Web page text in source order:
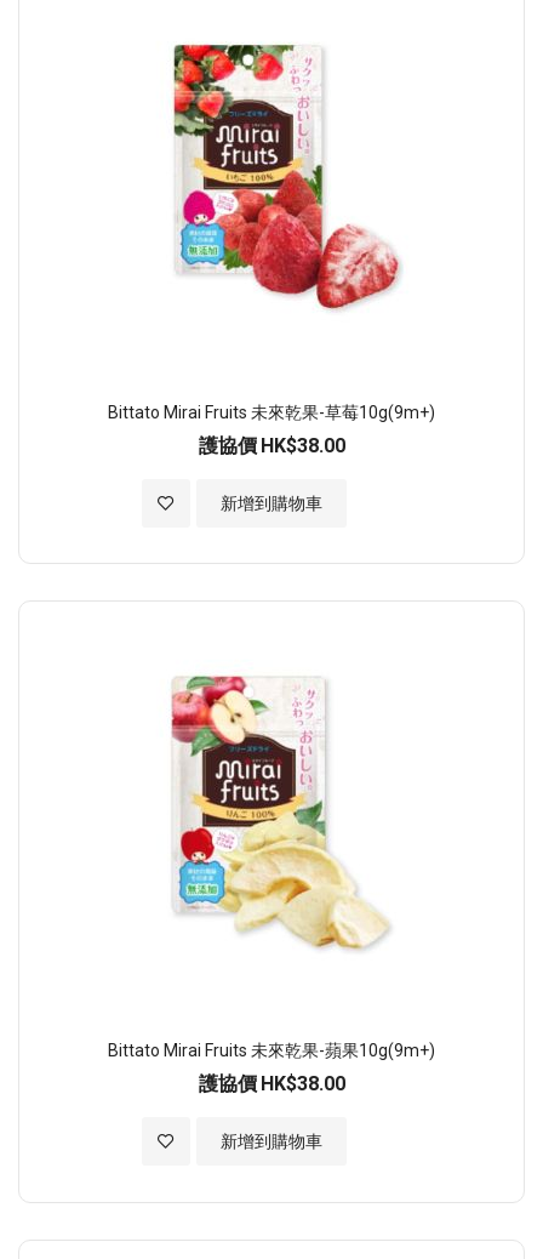
Bittato Mirai Fruits 未來乾果-草莓10g(9m+)
護協價 HK$38.00
新增到購物車
加入至願望清單
Bittato Mirai Fruits 未來乾果-蘋果10g(9m+)
護協價 HK$38.00
新增到購物車
加入至願望清單